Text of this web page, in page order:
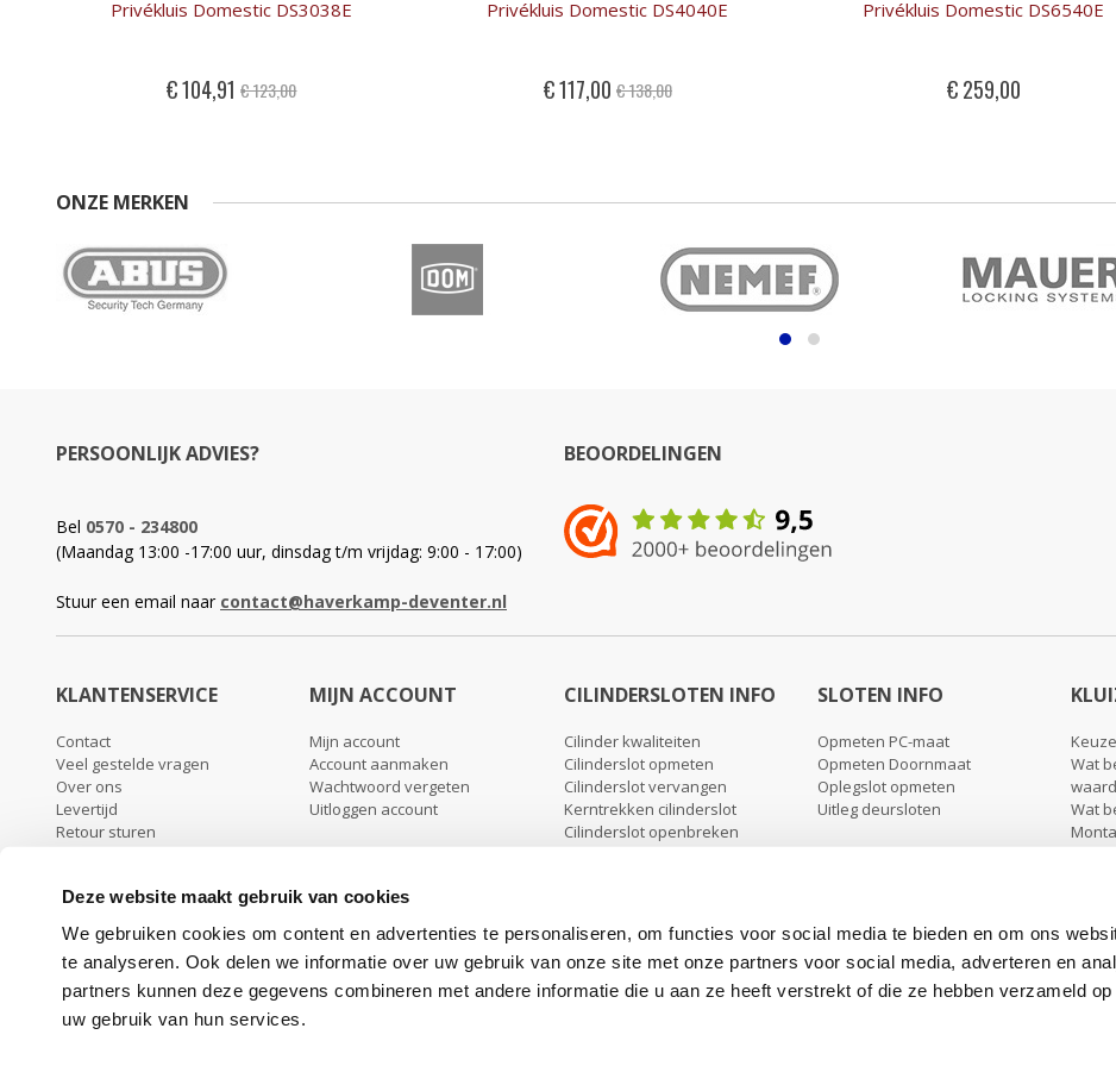
Deze website maakt gebruik van cookies
We gebruiken cookies om content en advertenties te personaliseren, om functies voor social media te bieden en om ons
te analyseren. Ook delen we informatie over uw gebruik van onze site met onze partners voor social media, adverteren en
partners kunnen deze gegevens combineren met andere informatie die u aan ze heeft verstrekt of die ze hebben verzameld
uw gebruik van hun services.
Privékluis Domestic DS3038E
Special
Price
€ 104,91 € 123,00
Privékluis Domestic DS4040E
Special
Price
€ 117,00 € 138,00
Privékluis Domestic DS6540E
€ 259,00
ONZE MERKEN
PERSOONLIJK ADVIES?
Bel 0570 - 234800
(Maandag 13:00 -17:00 uur, dinsdag t/m vrijdag: 9:00 - 17:00)
Stuur een email naar contact@haverkamp-deventer.nl
BEOORDELINGEN
KLANTENSERVICE
Contact
Veel gestelde vragen
Over ons
Levertijd
Retour sturen
Privacy beleid
MIJN ACCOUNT
Mijn account
Account aanmaken
Wachtwoord vergeten
Uitloggen account
CILINDERSLOTEN INFO
Cilinder kwaliteiten
Cilinderslot opmeten
Cilinderslot vervangen
Kerntrekken cilinderslot
Cilinderslot openbreken
SLOTEN INFO
Opmeten PC-maat
Opmeten Doornmaat
Oplegslot opmeten
Uitleg deursloten
Wat
Wat